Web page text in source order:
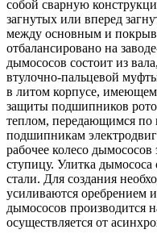
собой сварную
загнутых или вперед
между основным и
отбалансировано на
дымососов состоит из
втулочно-пальцевой
в литом корпусе,
защиты подшипников
теплом, передающимся по
подшипникам
рабочее колесо
ступицу. Улитка
стали. Для создания
усиливаются оребрением
дымососов производится
осуществляется от